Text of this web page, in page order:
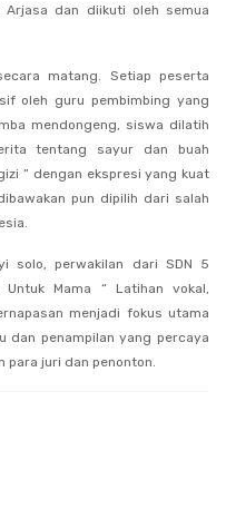
Arjasa dan diikuti oleh semua
matang. Setiap peserta
oleh guru pembimbing yang
mendongeng, siswa dilatih
tentang sayur dan buah
” dengan ekspresi yang kuat
pun dipilih dari salah
solo, perwakilan dari SDN 5
Mama “ Latihan vokal,
menjadi fokus utama
dan penampilan yang percaya
para juri dan penonton.